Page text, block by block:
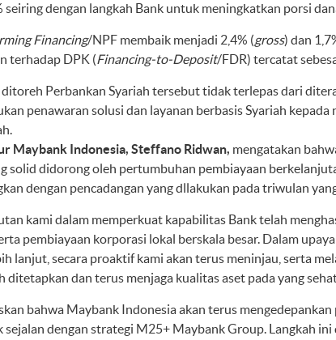
seiring dengan langkah Bank untuk meningkatkan porsi
Financing/NPF membaik menjadi 2,4% (gross) dan
terhadap DPK (Financing-to-Deposit/FDR) tercatat
ditoreh Perbankan Syariah tersebut tidak terlepas dari
penawaran solusi dan layanan berbasis Syariah
Maybank Indonesia, Steffano Ridwan, mengatakan
solid didorong oleh pertumbuhan pembiayaan
dengan pencadangan yang dllakukan pada triwulan
kami dalam memperkuat kapabilitas Bank telah
pembiayaan korporasi lokal berskala besar. Dalam
lanjut, secara proaktif kami akan terus meninjau, serta
ditetapkan dan terus menjaga kualitas aset pada yang
bahwa Maybank Indonesia akan terus mengedepankan
sejalan dengan strategi M25+ Maybank Group. Langkah